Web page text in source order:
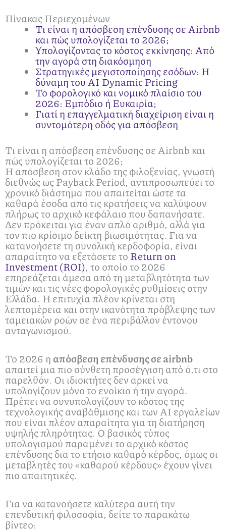
Πίνακας Περιεχομένων
Τι είναι η απόσβεση επένδυσης σε Airbnb
και πώς υπολογίζεται το 2026;
Υπολογίζοντας το κόστος εκκίνησης: Από
την αγορά στη διακόσμηση
Στρατηγικές μεγιστοποίησης εσόδων: Η
δύναμη του AI Dynamic Pricing
Το φορολογικό και νομικό πλαίσιο του
2026: Εμπόδιο ή Ευκαιρία;
Γιατί η επαγγελματική διαχείριση είναι η
συντομότερη οδός για απόσβεση
Τι είναι η απόσβεση επένδυσης σε Airbnb και
πώς υπολογίζεται το 2026;
Η απόσβεση στον κλάδο της φιλοξενίας, γνωστή
διεθνώς ως Payback Period, αντιπροσωπεύει το
χρονικό διάστημα που απαιτείται ώστε τα
καθαρά έσοδα από τις κρατήσεις να καλύψουν
πλήρως το αρχικό κεφάλαιο που δαπανήσατε.
Δεν πρόκειται για έναν απλό αριθμό, αλλά για
τον πιο κρίσιμο δείκτη βιωσιμότητας. Για να
κατανοήσετε τη συνολική κερδοφορία, είναι
απαραίτητο να εξετάσετε τοReturn on
Investment (ROI), το οποίο το 2026
επηρεάζεται άμεσα από τη μεταβλητότητα των
τιμών και τις νέες φορολογικές ρυθμίσεις στην
Ελλάδα. Η επιτυχία πλέον κρίνεται στη
λεπτομέρεια και στην ικανότητα πρόβλεψης των
ταμειακών ροών σε ένα περιβάλλον έντονου
ανταγωνισμού.
Το 2026 η απόσβεση επένδυσης σε airbnb
απαιτεί μια πιο σύνθετη προσέγγιση από ό,τι στο
παρελθόν. Οι ιδιοκτήτες δεν αρκεί να
υπολογίζουν μόνο το ενοίκιο ή την αγορά.
Πρέπει να συνυπολογίζουν το κόστος της
τεχνολογικής αναβάθμισης και των AI εργαλείων
που είναι πλέον απαραίτητα για τη διατήρηση
υψηλής πληρότητας. Ο βασικός τύπος
υπολογισμού παραμένει το αρχικό κόστος
επένδυσης δια το ετήσιο καθαρό κέρδος, όμως οι
μεταβλητές του «καθαρού κέρδους» έχουν γίνει
πιο απαιτητικές.
Για να κατανοήσετε καλύτερα αυτή την
επενδυτική φιλοσοφία, δείτε το παρακάτω
βίντεο: